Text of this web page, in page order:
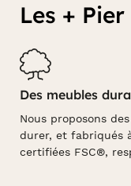
Les +
Des meubles
Nous proposons
durer, et fabriqués
certifiées FSC®,